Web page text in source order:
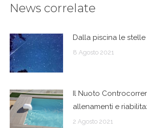
News correlate
Dalla piscina le
8 Agosto 2021
Il Nuoto
allenamenti e
2 Agosto 2021